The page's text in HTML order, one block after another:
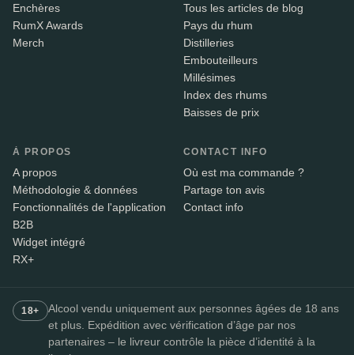
Enchères
RumX Awards
Merch
Tous les articles de blog
Pays du rhum
Distilleries
Embouteilleurs
Millésimes
Index des rhums
Baisses de prix
À PROPOS
A propos
Méthodologie & données
Fonctionnalités de l'application
B2B
Widget intégré
RX+
CONTACT INFO
Où est ma commande ?
Partage ton avis
Contact info
18+
Alcool vendu uniquement aux personnes âgées de 18 ans
et plus. Expédition avec vérification d’âge par nos
partenaires – le livreur contrôle la pièce d’identité à la